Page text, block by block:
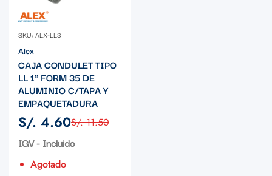
SKU: ALX-LL3
Alex
CAJA CONDULET TIPO
LL 1" FORM 35 DE
ALUMINIO C/TAPA Y
EMPAQUETADURA
Precio
de
S/. 4.60
Precio
regular
S/. 11.50
IGV - Incluido
Agotado